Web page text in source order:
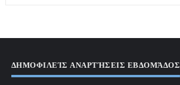
ΔΗΜΟΦΙΛΕΊΣ ΑΝΑΡΤΉΣΕΙΣ ΕΒΔΟΜΆΔΟΣ